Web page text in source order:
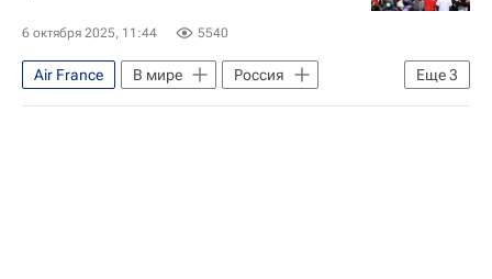
6 октября 2025, 11:44 5540
Еще3
Air France В мире
Россия
Мадагаскар
Emirates ООН